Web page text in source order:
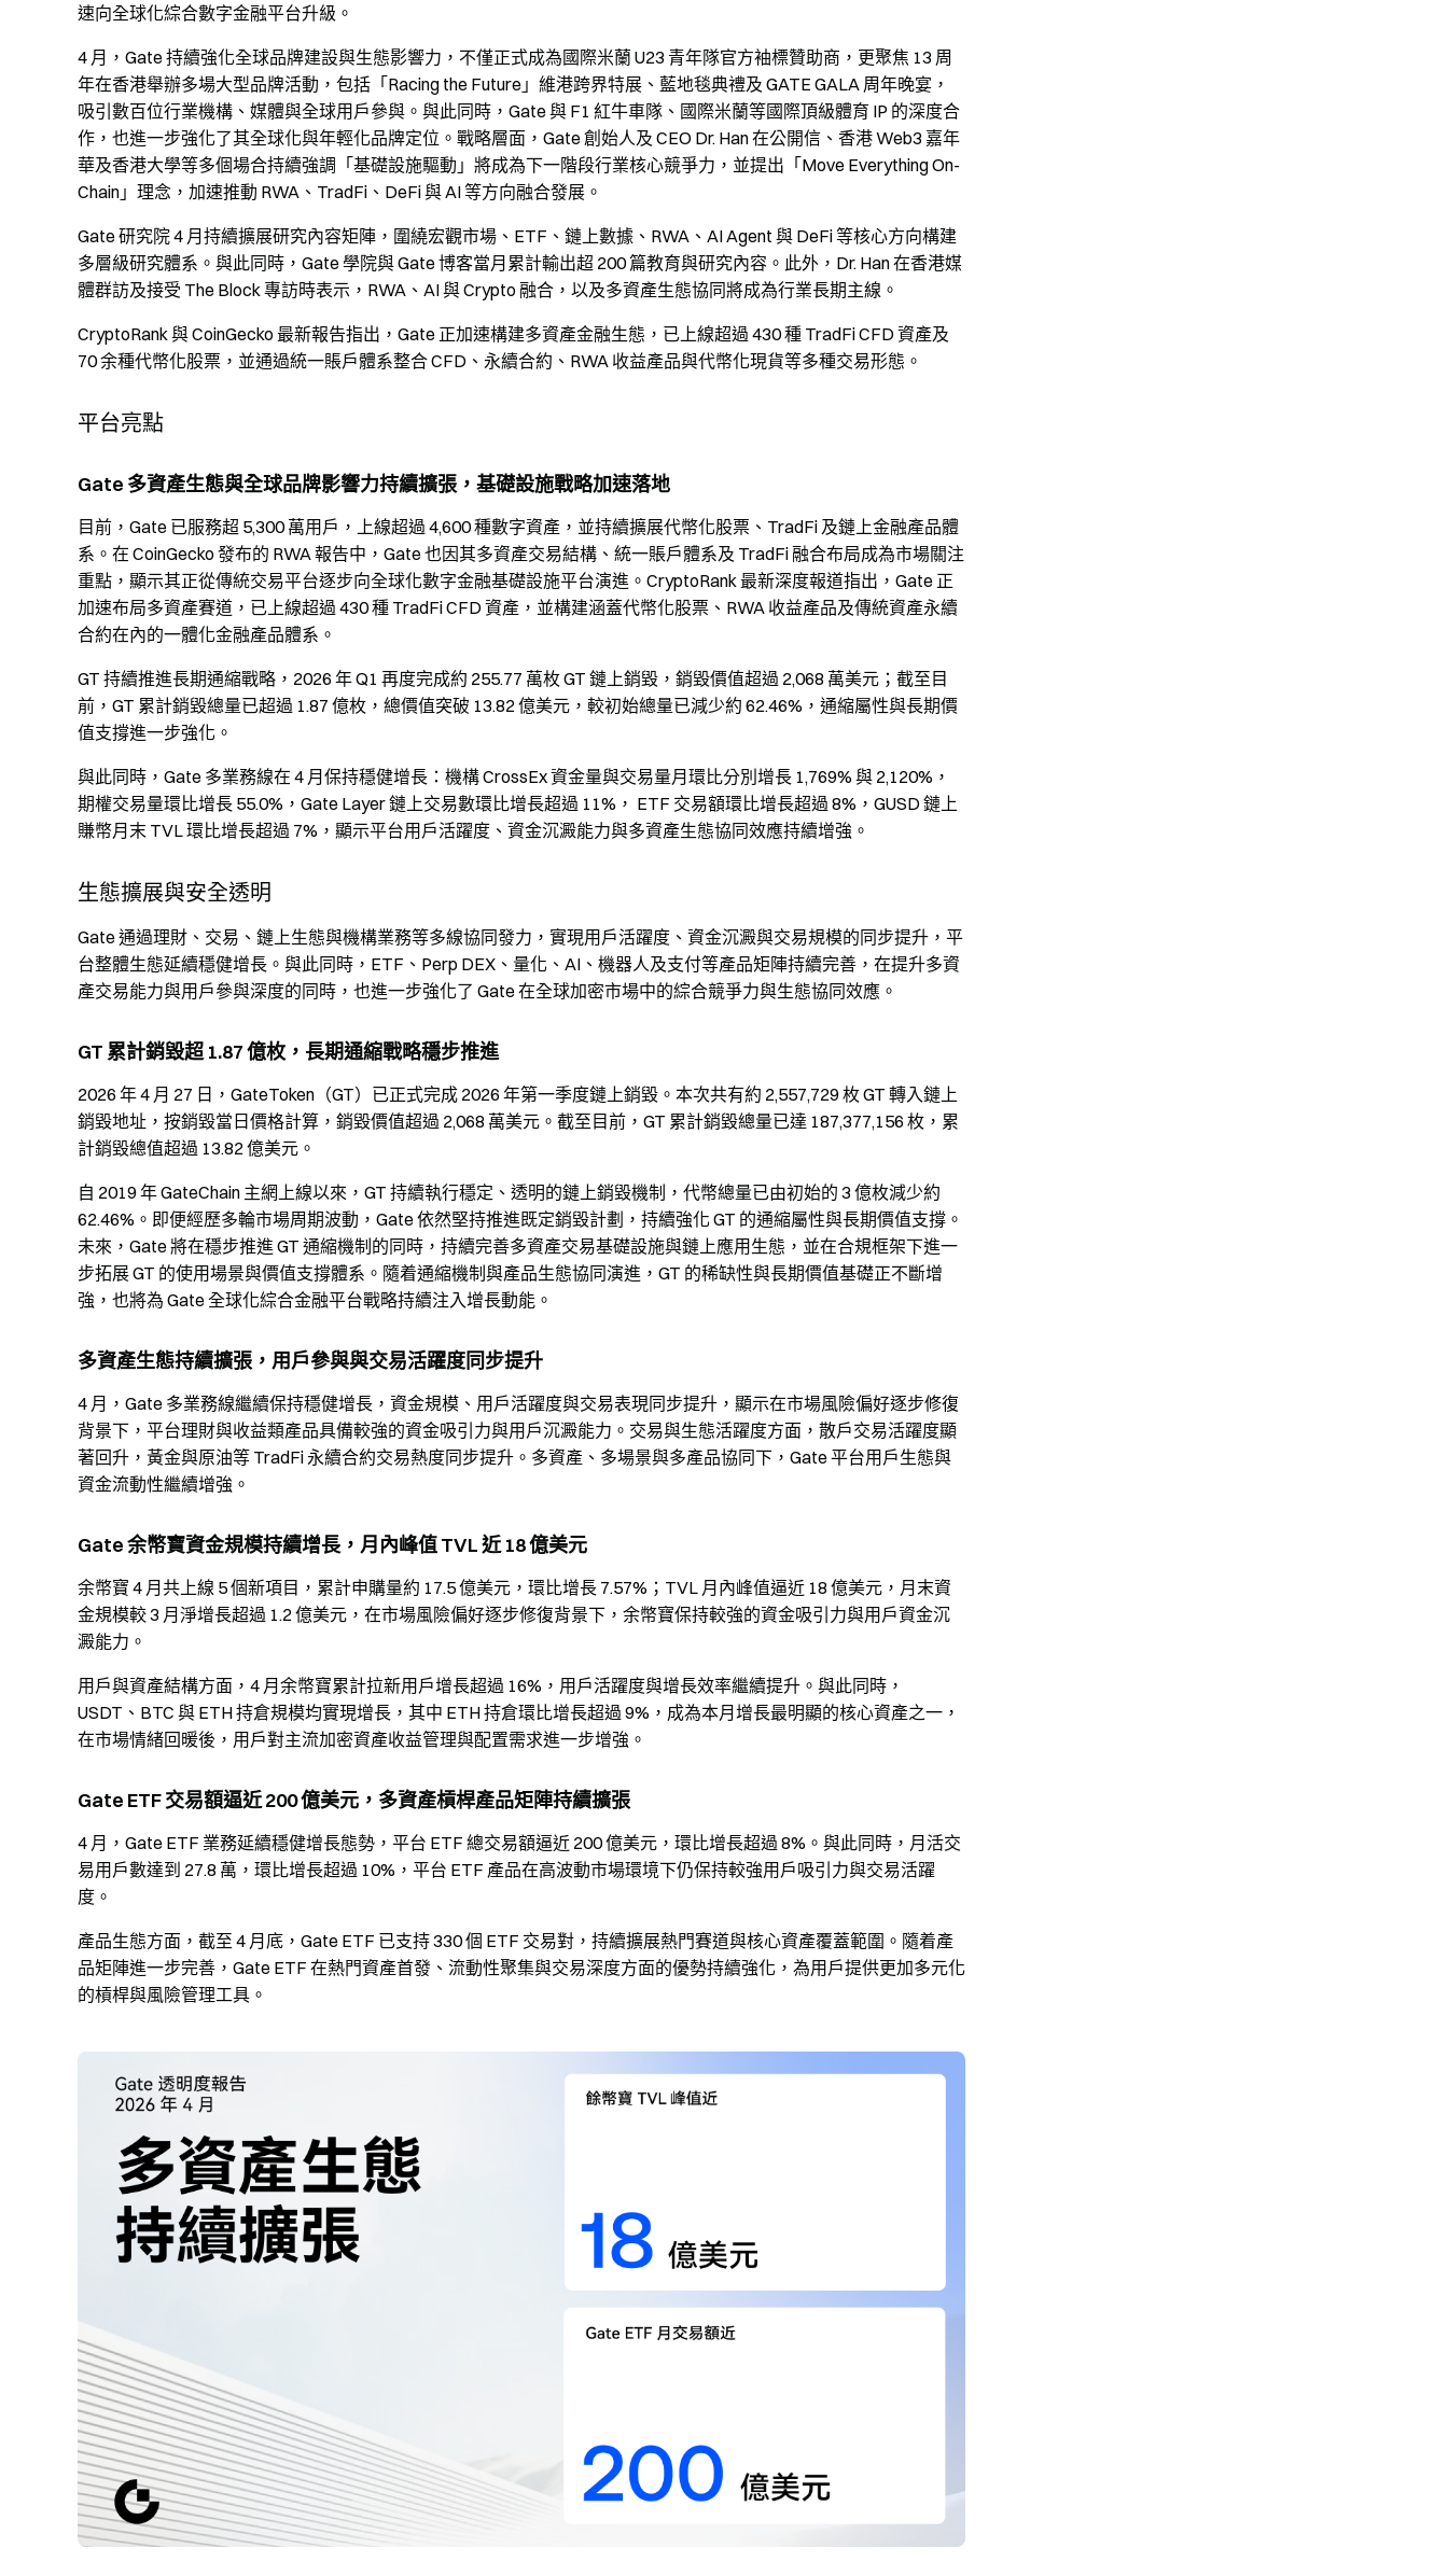
速向全球化綜合數字金融平台升級。
4 月，Gate 持續強化全球品牌建設與生態影響力，不僅正式成為國際米蘭 U23 青年隊官方袖標贊助商，更聚焦 13 周
年在香港舉辦多場大型品牌活動，包括「Racing the Future」維港跨界特展、藍地毯典禮及 GATE GALA 周年晚宴，
吸引數百位行業機構、媒體與全球用戶參與。與此同時，Gate 與 F1 紅牛車隊、國際米蘭等國際頂級體育 IP 的深度合
作，也進一步強化了其全球化與年輕化品牌定位。戰略層面，Gate 創始人及 CEO Dr. Han 在公開信、香港 Web3 嘉年
華及香港大學等多個場合持續強調「基礎設施驅動」將成為下一階段行業核心競爭力，並提出「Move Everything On-
Chain」理念，加速推動 RWA、TradFi、DeFi 與 AI 等方向融合發展。
Gate 研究院 4 月持續擴展研究內容矩陣，圍繞宏觀市場、ETF、鏈上數據、RWA、AI Agent 與 DeFi 等核心方向構建
多層級研究體系。與此同時，Gate 學院與 Gate 博客當月累計輸出超 200 篇教育與研究內容。此外，Dr. Han 在香港媒
體群訪及接受 The Block 專訪時表示，RWA、AI 與 Crypto 融合，以及多資產生態協同將成為行業長期主線。
CryptoRank 與 CoinGecko 最新報告指出，Gate 正加速構建多資產金融生態，已上線超過 430 種 TradFi CFD 資產及
70 余種代幣化股票，並通過統一賬戶體系整合 CFD、永續合約、RWA 收益產品與代幣化現貨等多種交易形態。
平台亮點
Gate 多資產生態與全球品牌影響力持續擴張，基礎設施戰略加速落地
目前，Gate 已服務超 5,300 萬用戶，上線超過 4,600 種數字資產，並持續擴展代幣化股票、TradFi 及鏈上金融產品體
系。在 CoinGecko 發布的 RWA 報告中，Gate 也因其多資產交易結構、統一賬戶體系及 TradFi 融合布局成為市場關注
重點，顯示其正從傳統交易平台逐步向全球化數字金融基礎設施平台演進。CryptoRank 最新深度報道指出，Gate 正
加速布局多資產賽道，已上線超過 430 種 TradFi CFD 資產，並構建涵蓋代幣化股票、RWA 收益產品及傳統資產永續
合約在內的一體化金融產品體系。
GT 持續推進長期通縮戰略，2026 年 Q1 再度完成約 255.77 萬枚 GT 鏈上銷毀，銷毀價值超過 2,068 萬美元；截至目
前，GT 累計銷毀總量已超過 1.87 億枚，總價值突破 13.82 億美元，較初始總量已減少約 62.46%，通縮屬性與長期價
值支撐進一步強化。
與此同時，Gate 多業務線在 4 月保持穩健增長：機構 CrossEx 資金量與交易量月環比分別增長 1,769% 與 2,120%，
期權交易量環比增長 55.0%，Gate Layer 鏈上交易數環比增長超過 11%， ETF 交易額環比增長超過 8%，GUSD 鏈上
賺幣月末 TVL 環比增長超過 7%，顯示平台用戶活躍度、資金沉澱能力與多資產生態協同效應持續增強。
生態擴展與安全透明
Gate 通過理財、交易、鏈上生態與機構業務等多線協同發力，實現用戶活躍度、資金沉澱與交易規模的同步提升，平
台整體生態延續穩健增長。與此同時，ETF、Perp DEX、量化、AI、機器人及支付等產品矩陣持續完善，在提升多資
產交易能力與用戶參與深度的同時，也進一步強化了 Gate 在全球加密市場中的綜合競爭力與生態協同效應。
GT 累計銷毀超 1.87 億枚，長期通縮戰略穩步推進
2026 年 4 月 27 日，GateToken（GT）已正式完成 2026 年第一季度鏈上銷毀。本次共有約 2,557,729 枚 GT 轉入鏈上
銷毀地址，按銷毀當日價格計算，銷毀價值超過 2,068 萬美元。截至目前，GT 累計銷毀總量已達 187,377,156 枚，累
計銷毀總值超過 13.82 億美元。
自 2019 年 GateChain 主網上線以來，GT 持續執行穩定、透明的鏈上銷毀機制，代幣總量已由初始的 3 億枚減少約
62.46%。即便經歷多輪市場周期波動，Gate 依然堅持推進既定銷毀計劃，持續強化 GT 的通縮屬性與長期價值支撐。
未來，Gate 將在穩步推進 GT 通縮機制的同時，持續完善多資產交易基礎設施與鏈上應用生態，並在合規框架下進一
步拓展 GT 的使用場景與價值支撐體系。隨着通縮機制與產品生態協同演進，GT 的稀缺性與長期價值基礎正不斷增
強，也將為 Gate 全球化綜合金融平台戰略持續注入增長動能。
多資產生態持續擴張，用戶參與與交易活躍度同步提升
4 月，Gate 多業務線繼續保持穩健增長，資金規模、用戶活躍度與交易表現同步提升，顯示在市場風險偏好逐步修復
背景下，平台理財與收益類產品具備較強的資金吸引力與用戶沉澱能力。交易與生態活躍度方面，散戶交易活躍度顯
著回升，黃金與原油等 TradFi 永續合約交易熱度同步提升。多資產、多場景與多產品協同下，Gate 平台用戶生態與
資金流動性繼續增強。
Gate 余幣寶資金規模持續增長，月內峰值 TVL 近 18 億美元
余幣寶 4 月共上線 5 個新項目，累計申購量約 17.5 億美元，環比增長 7.57%；TVL 月內峰值逼近 18 億美元，月末資
金規模較 3 月淨增長超過 1.2 億美元，在市場風險偏好逐步修復背景下，余幣寶保持較強的資金吸引力與用戶資金沉
澱能力。
用戶與資產結構方面，4 月余幣寶累計拉新用戶增長超過 16%，用戶活躍度與增長效率繼續提升。與此同時，
USDT、BTC 與 ETH 持倉規模均實現增長，其中 ETH 持倉環比增長超過 9%，成為本月增長最明顯的核心資產之一，
在市場情緒回暖後，用戶對主流加密資產收益管理與配置需求進一步增強。
Gate ETF 交易額逼近 200 億美元，多資產槓桿產品矩陣持續擴張
4 月，Gate ETF 業務延續穩健增長態勢，平台 ETF 總交易額逼近 200 億美元，環比增長超過 8%。與此同時，月活交
易用戶數達到 27.8 萬，環比增長超過 10%，平台 ETF 產品在高波動市場環境下仍保持較強用戶吸引力與交易活躍
度。
產品生態方面，截至 4 月底，Gate ETF 已支持 330 個 ETF 交易對，持續擴展熱門賽道與核心資產覆蓋範圍。隨着產
品矩陣進一步完善，Gate ETF 在熱門資產首發、流動性聚集與交易深度方面的優勢持續強化，為用戶提供更加多元化
的槓桿與風險管理工具。